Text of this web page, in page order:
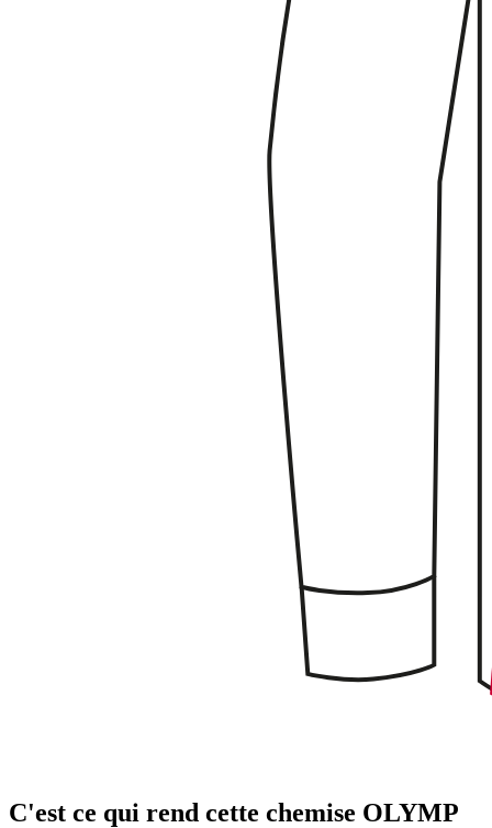
C'est ce qui rend cette chemise OLYMP